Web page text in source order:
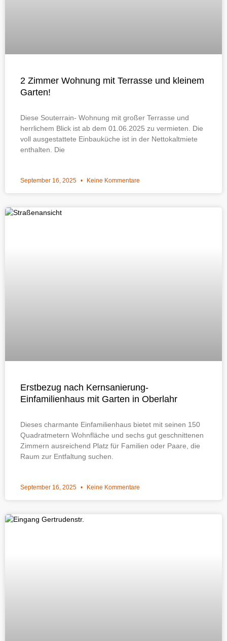
2 Zimmer Wohnung mit Terrasse und kleinem
Garten!
Diese Souterrain- Wohnung mit großer Terrasse und
herrlichem Blick ist ab dem 01.06.2025 zu vermieten. Die
voll ausgestattete Einbauküche ist in der Nettokaltmiete
enthalten. Die
September 16, 2025 Keine Kommentare
Erstbezug nach Kernsanierung-
Einfamilienhaus mit Garten in Oberlahr
Dieses charmante Einfamilienhaus bietet mit seinen 150
Quadratmetern Wohnfläche und sechs gut geschnittenen
Zimmern ausreichend Platz für Familien oder Paare, die
Raum zur Entfaltung suchen.
September 16, 2025 Keine Kommentare